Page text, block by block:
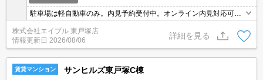
駐車場は軽自動車のみ。内見予約受付中。オンライン内見対応可。
人気の戸建。スーパーへ300m。コンビニへ290m。防災セット35,3
10円。ぜひお問い合わせください。
株式会社エイブル 東戸塚店
情報更新日 2026/08/06
詳細を見る
賃貸マンション サンヒルズ東戸塚C棟